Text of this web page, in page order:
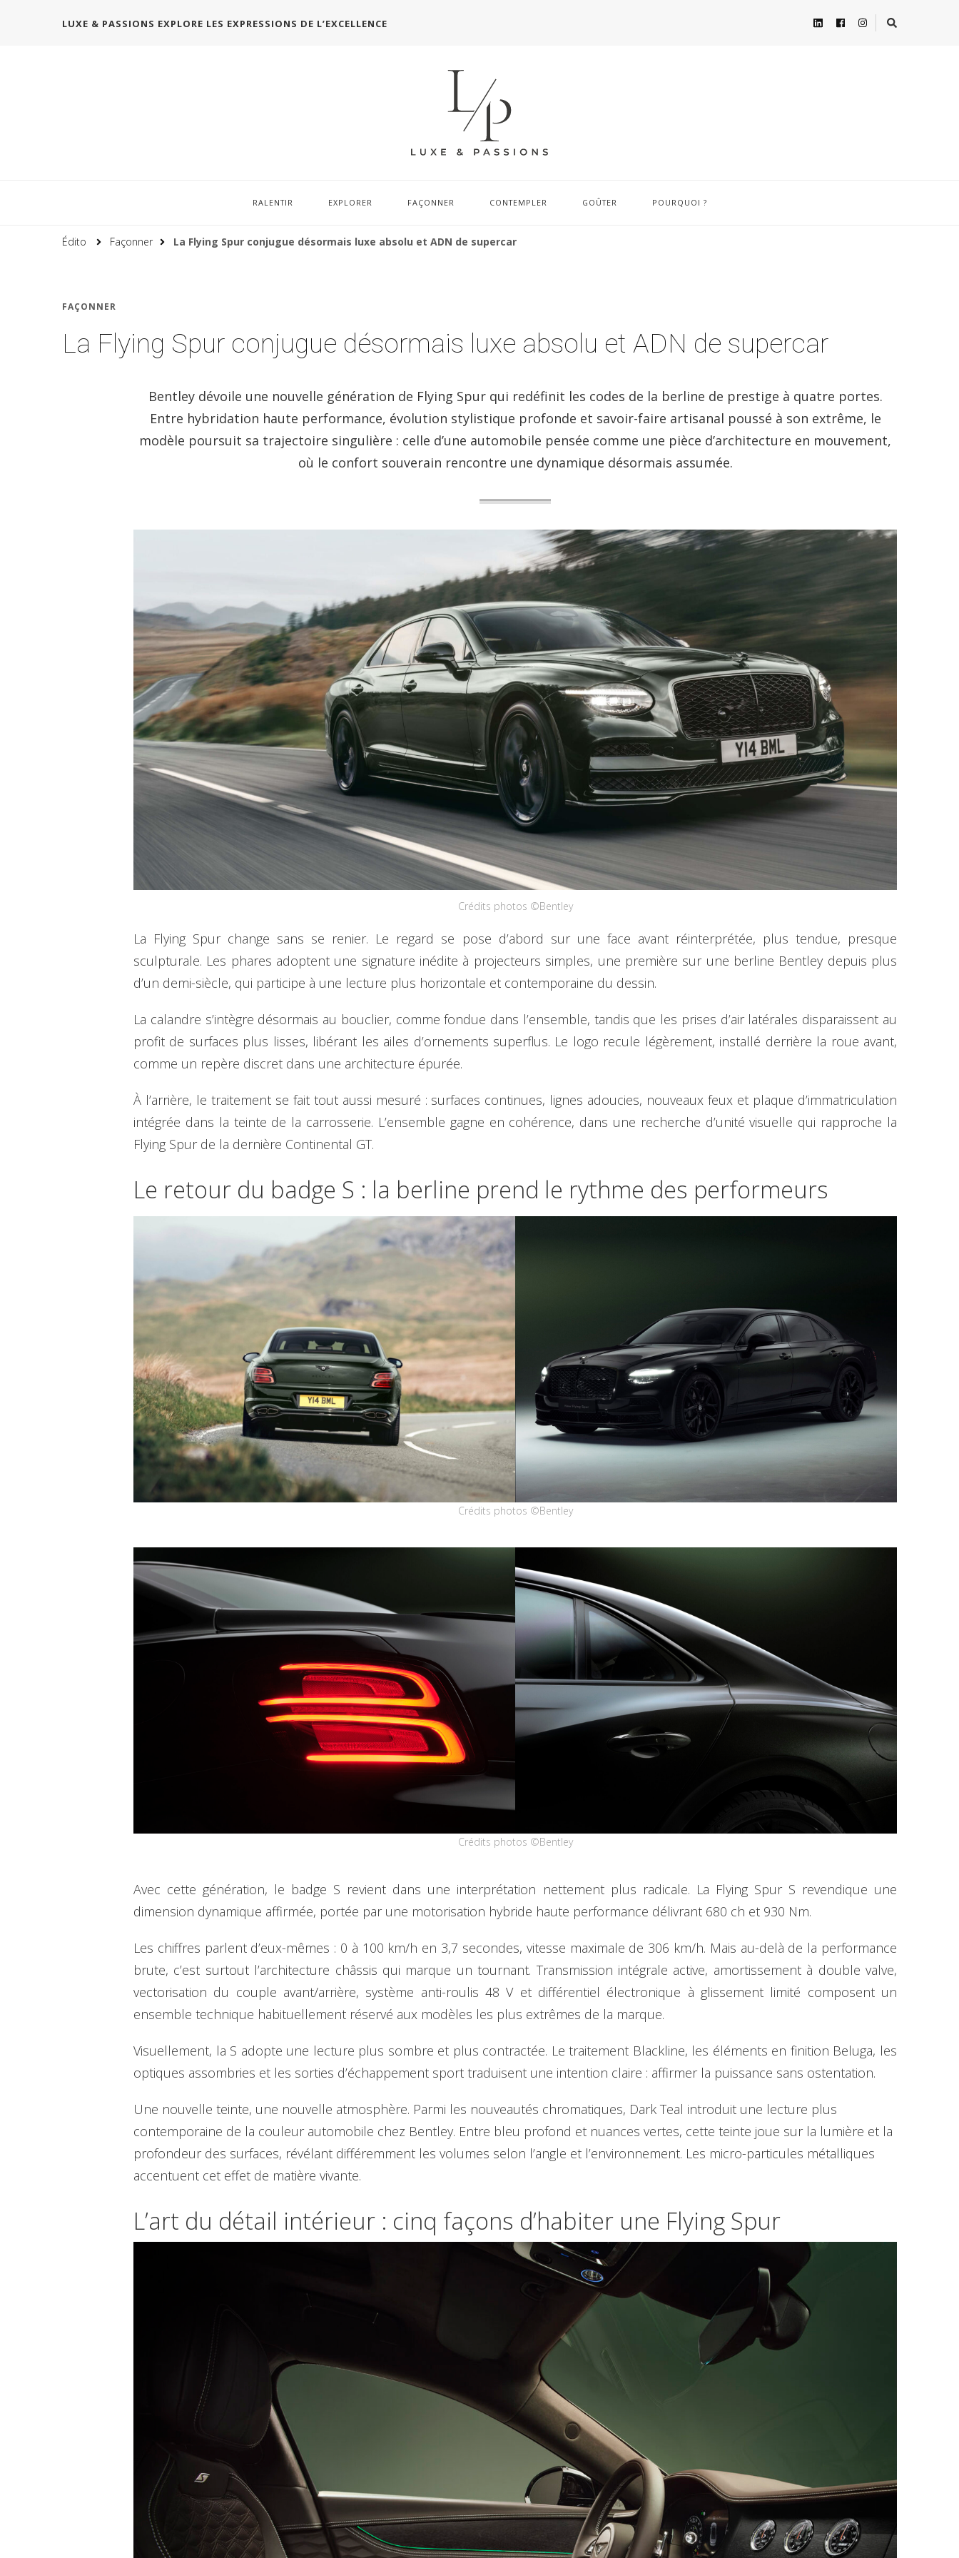
LUXE & PASSIONS EXPLORE LES EXPRESSIONS DE L’EXCELLENCE
RALENTIR EXPLORER FAÇONNER CONTEMPLER GOÛTER POURQUOI ?
Édito Façonner La Flying Spur conjugue désormais luxe absolu et ADN de supercar
FAÇONNER
La Flying Spur conjugue désormais luxe absolu et ADN de supercar
Bentley dévoile une nouvelle génération de Flying Spur qui redéfinit les codes de la berline de prestige à quatre portes.
Entre hybridation haute performance, évolution stylistique profonde et savoir-faire artisanal poussé à son extrême, le
modèle poursuit sa trajectoire singulière : celle d’une automobile pensée comme une pièce d’architecture en mouvement,
où le confort souverain rencontre une dynamique désormais assumée.
Crédits photos ©Bentley
La Flying Spur change sans se renier. Le regard se pose d’abord sur une face avant réinterprétée, plus tendue, presque
sculpturale. Les phares adoptent une signature inédite à projecteurs simples, une première sur une berline Bentley depuis plus
d’un demi-siècle, qui participe à une lecture plus horizontale et contemporaine du dessin.
La calandre s’intègre désormais au bouclier, comme fondue dans l’ensemble, tandis que les prises d’air latérales disparaissent au
profit de surfaces plus lisses, libérant les ailes d’ornements superflus. Le logo recule légèrement, installé derrière la roue avant,
comme un repère discret dans une architecture épurée.
À l’arrière, le traitement se fait tout aussi mesuré : surfaces continues, lignes adoucies, nouveaux feux et plaque d’immatriculation
intégrée dans la teinte de la carrosserie. L’ensemble gagne en cohérence, dans une recherche d’unité visuelle qui rapproche la
Flying Spur de la dernière Continental GT.
Le retour du badge S : la berline prend le rythme des performeurs
Crédits photos ©Bentley
Crédits photos ©Bentley
Avec cette génération, le badge S revient dans une interprétation nettement plus radicale. La Flying Spur S revendique une
dimension dynamique affirmée, portée par une motorisation hybride haute performance délivrant 680 ch et 930 Nm.
Les chiffres parlent d’eux-mêmes : 0 à 100 km/h en 3,7 secondes, vitesse maximale de 306 km/h. Mais au-delà de la performance
brute, c’est surtout l’architecture châssis qui marque un tournant. Transmission intégrale active, amortissement à double valve,
vectorisation du couple avant/arrière, système anti-roulis 48 V et différentiel électronique à glissement limité composent un
ensemble technique habituellement réservé aux modèles les plus extrêmes de la marque.
Visuellement, la S adopte une lecture plus sombre et plus contractée. Le traitement Blackline, les éléments en finition Beluga, les
optiques assombries et les sorties d’échappement sport traduisent une intention claire : affirmer la puissance sans ostentation.
Une nouvelle teinte, une nouvelle atmosphère. Parmi les nouveautés chromatiques, Dark Teal introduit une lecture plus
contemporaine de la couleur automobile chez Bentley. Entre bleu profond et nuances vertes, cette teinte joue sur la lumière et la
profondeur des surfaces, révélant différemment les volumes selon l’angle et l’environnement. Les micro-particules métalliques
accentuent cet effet de matière vivante.
L’art du détail intérieur : cinq façons d’habiter une Flying Spur